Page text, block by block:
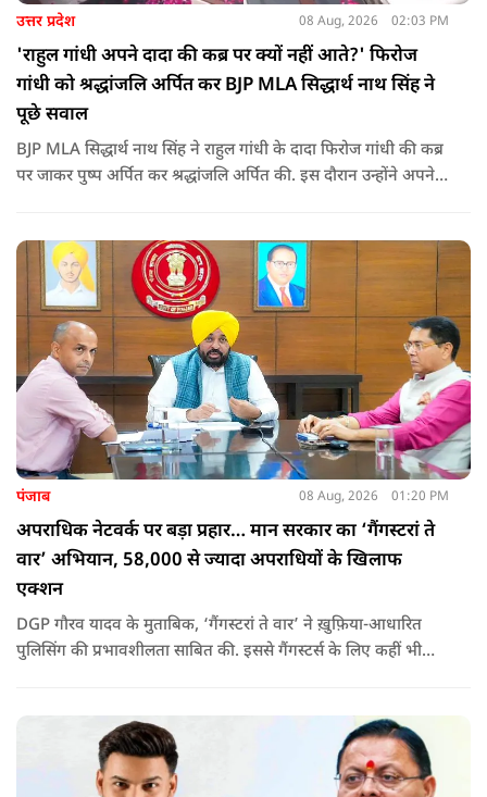
उत्तर प्रदेश 08 Aug, 2026 02:03 PM
'राहुल गांधी अपने दादा की कब्र पर क्यों नहीं आते?' फिरोज
गांधी को श्रद्धांजलि अर्पित कर BJP MLA सिद्धार्थ नाथ सिंह ने
पूछे सवाल
BJP MLA सिद्धार्थ नाथ सिंह ने राहुल गांधी के दादा फिरोज गांधी की कब्र
पर जाकर पुष्प अर्पित कर श्रद्धांजलि अर्पित की. इस दौरान उन्होंने अपने
कि वह भविष्य में क्या करें.
पंजाब 08 Aug, 2026 01:20 PM
अपराधिक नेटवर्क पर बड़ा प्रहार… मान सरकार का ‘गैंगस्टरां ते
वार’ अभियान, 58,000 से ज्यादा अपराधियों के खिलाफ
एक्शन
DGP गौरव यादव के मुताबिक, ‘गैंगस्टरां ते वार’ ने ख़ुफ़िया-आधारित
पुलिसिंग की प्रभावशीलता साबित की. इससे गैंगस्टर्स के लिए कहीं भी